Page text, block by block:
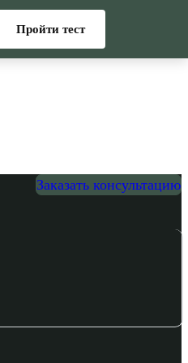
Заказать консультацию
Пройти тест